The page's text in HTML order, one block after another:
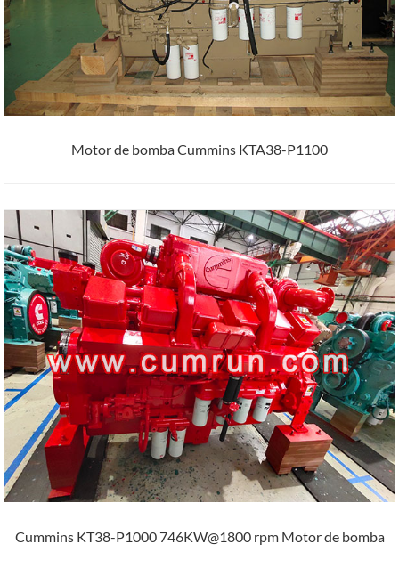
Motor de bomba Cummins KTA38-P1100
Cummins KT38-P1000 746KW@1800 rpm Motor de bomba